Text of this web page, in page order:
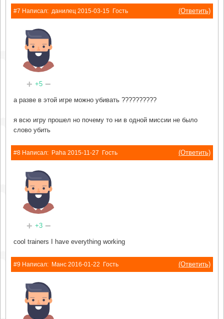
#7 Написал: данилец 2015-03-15 Гость (Ответить)
+ +5 −
а разве в этой игре можно убивать ??????????
я всю игру прошел но почему то ни в одной миссии не было
слово убить
#8 Написал: Paha 2015-11-27 Гость (Ответить)
+ +3 −
cool trainers I have everything working
#9 Написал: Манс 2016-01-22 Гость (Ответить)